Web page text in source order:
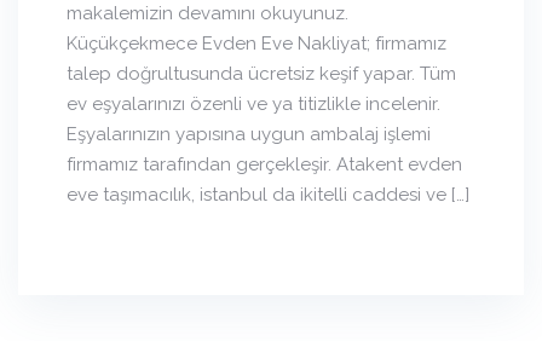
makalemizin devamını okuyunuz.
Küçükçekmece Evden Eve Nakliyat; firmamız
talep doğrultusunda ücretsiz keşif yapar. Tüm
ev eşyalarınızı özenli ve ya titizlikle incelenir.
Eşyalarınızın yapısına uygun ambalaj işlemi
firmamız tarafından gerçekleşir. Atakent evden
eve taşımacılık, istanbul da ikitelli caddesi ve […]